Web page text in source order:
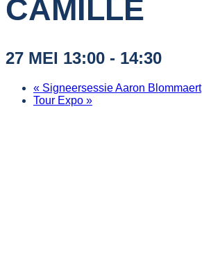
CAMILLE
27 MEI 13:00 - 14:30
« Signeersessie Aaron Blommaert
Tour Expo »